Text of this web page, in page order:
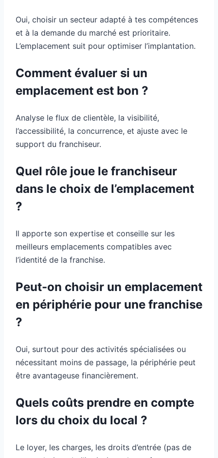
Oui, choisir un secteur adapté à tes compétences
et à la demande du marché est prioritaire.
L’emplacement suit pour optimiser l’implantation.
Comment évaluer si un
emplacement est bon ?
Analyse le flux de clientèle, la visibilité,
l’accessibilité, la concurrence, et ajuste avec le
support du franchiseur.
Quel rôle joue le franchiseur
dans le choix de l’emplacement
?
Il apporte son expertise et conseille sur les
meilleurs emplacements compatibles avec
l’identité de la franchise.
Peut-on choisir un emplacement
en périphérie pour une franchise
?
Oui, surtout pour des activités spécialisées ou
nécessitant moins de passage, la périphérie peut
être avantageuse financièrement.
Quels coûts prendre en compte
lors du choix du local ?
Le loyer, les charges, les droits d’entrée (pas de